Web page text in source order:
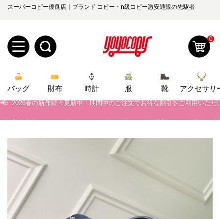
スーパーコピー優良店｜ブランド コピー・n級コピー激安通販の先駆者
規
ザ
登
ロ
ン
オ
ダ
知
yoyocopys@gmail.com
0
バッグ 財布 時計 服 靴 アクセサリ
📢 2026春の新作続々更新中！期間中のご注文でお得な割引をご利用いただ
📢 2026春の新作続々更新中！期間中のご注文でお得な割引をご利用いただ
新作入荷！ルイ・ヴィトンスーパーコピー バッグ最新モデルが登場。